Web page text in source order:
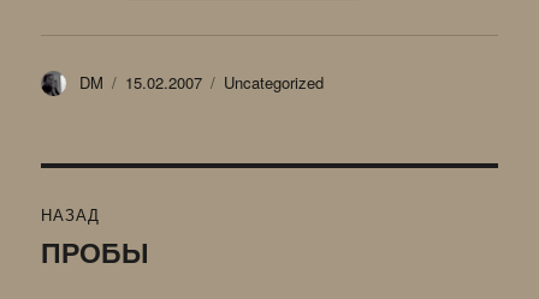
Автор
DM Опубликовано
15.02.2007 Рубрики
Uncategorized
по
НАЗАД
Предыдущая
ПРОБЫ